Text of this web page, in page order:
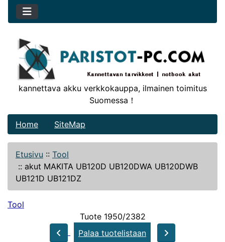
kannettava akku verkkokauppa, ilmainen toimitus
Suomessa！
Home SiteMap
Etusivu :: Tool
:: akut MAKITA UB120D UB120DWA UB120DWB
UB121D UB121DZ
Tool
Tuote 1950/2382
Palaa tuotelistaan